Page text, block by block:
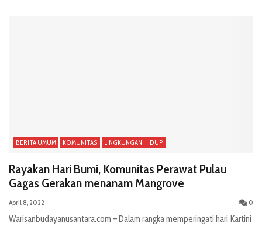
BERITA UMUM KOMUNITAS LINGKUNGAN HIDUP
Rayakan Hari Bumi, Komunitas Perawat Pulau
Gagas Gerakan menanam Mangrove
April 8, 2022 0
Warisanbudayanusantara.com – Dalam rangka memperingati hari Kartini